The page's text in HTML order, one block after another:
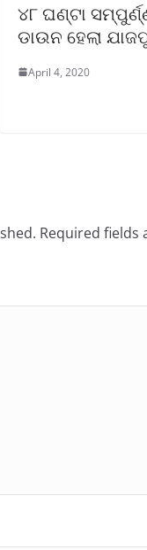
୪୮ ଘଣ୍ଟା
ଡାଉନ ହେଲା
April 4, 2020
Required fields